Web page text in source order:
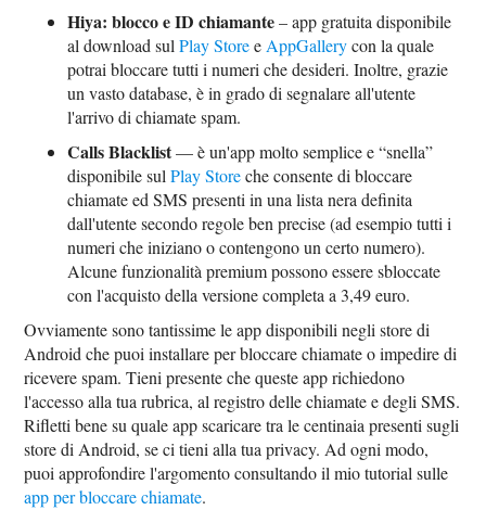
Hiya: blocco e ID chiamante– app gratuita disponibile
al download sulPlay Storee AppGallerycon la quale
potrai bloccare tutti i numeri che desideri. Inoltre, grazie
un vasto database, è in grado di segnalare all'utente
l'arrivo di chiamate spam.
Calls Blacklist— è un'app molto semplice e “snella”
disponibile sulPlay Storeche consente di bloccare
chiamate ed SMS presenti in una lista nera definita
dall'utente secondo regole ben precise (ad esempio tutti i
numeri che iniziano o contengono un certo numero).
Alcune funzionalità premium possono essere sbloccate
con l'acquisto della versione completa a 3,49 euro.
Ovviamente sono tantissime le app disponibili negli store di
Android che puoi installare per bloccare chiamate o impedire di
ricevere spam. Tieni presente che queste app richiedono
l'accesso alla tua rubrica, al registro delle chiamate e degli SMS.
Rifletti bene su quale app scaricare tra le centinaia presenti sugli
store di Android, se ci tieni alla tua privacy. Ad ogni modo,
puoi approfondire l'argomento consultando il mio tutorial sulle
app per bloccare chiamate.